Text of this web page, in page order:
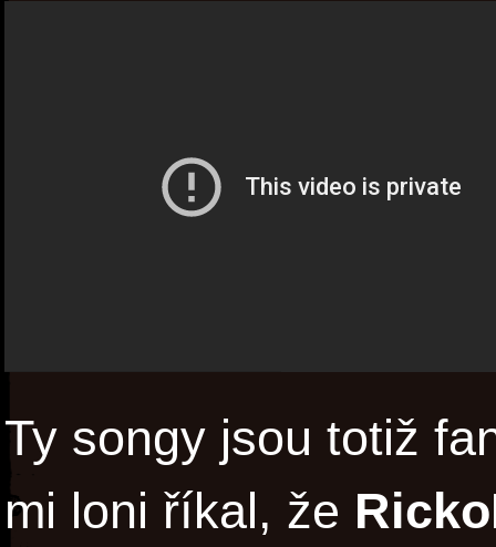
Ty songy jsou totiž
mi loni říkal, že